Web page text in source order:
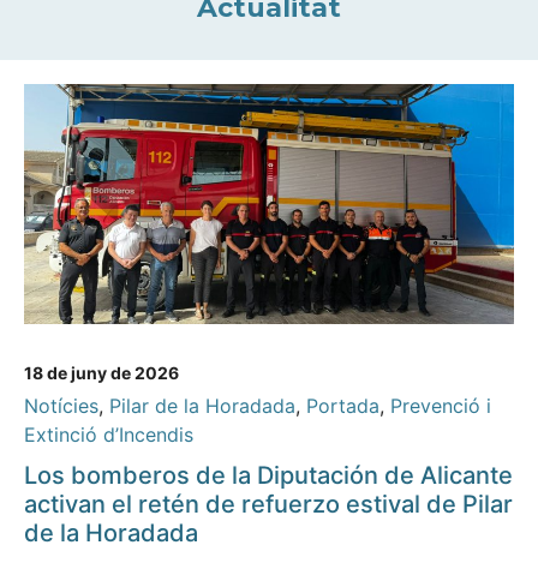
Actualitat
18 de juny de 2026
Notícies, Pilar de la Horadada, Portada, Prevenció i
Extinció d’Incendis
Los bomberos de la Diputación de Alicante
activan el retén de refuerzo estival de Pilar
de la Horadada